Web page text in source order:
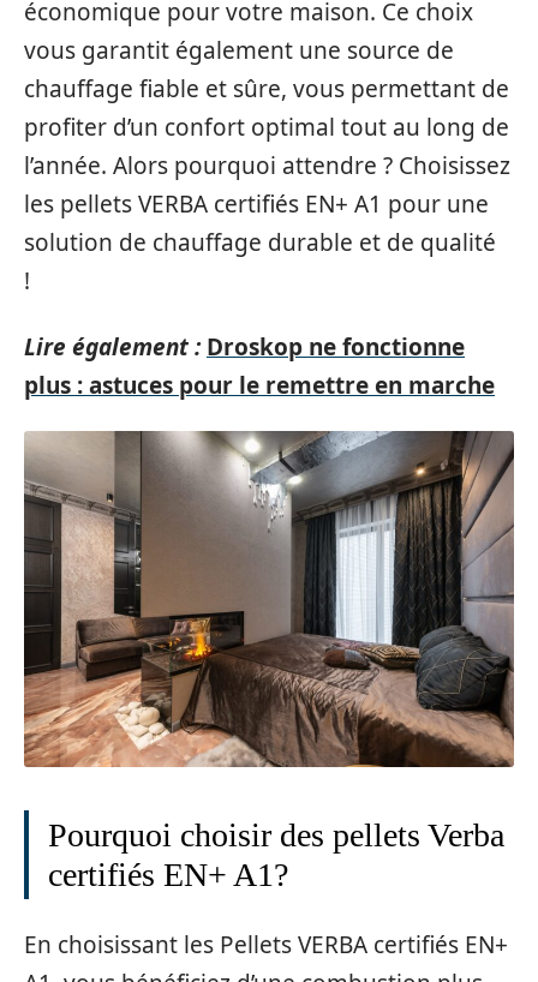
économique pour votre maison. Ce choix
vous garantit également une source de
chauffage fiable et sûre, vous permettant de
profiter d’un confort optimal tout au long de
l’année. Alors pourquoi attendre ? Choisissez
les pellets VERBA certifiés EN+ A1 pour une
solution de chauffage durable et de qualité
!
Lire également : Droskop ne fonctionne
plus : astuces pour le remettre en marche
Pourquoi choisir des pellets Verba
certifiés EN+ A1?
En choisissant les Pellets VERBA certifiés EN+